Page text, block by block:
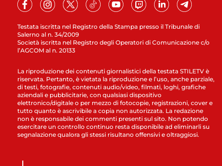
Testata iscritta nel Registro della Stampa presso il Tribunale di
Salerno al n. 34/2009
Società iscritta nel Registro degli Operatori di Comunicazione c/o
l’AGCOM al n. 20133
La riproduzione dei contenuti giornalistici della testata STILETV è
riservata. Pertanto, è vietata la riproduzione e l’uso, anche parziale,
di testi, fotografie, contenuti audio/video, filmati, loghi, grafiche
aziendali e pubblicitarie, con qualsiasi dispositivo
elettronico/digitale o per mezzo di fotocopie, registrazioni, cover e
tutto quanto è ascrivibile a copia non autorizzata. La redazione
non è responsabile dei commenti presenti sul sito. Non potendo
esercitare un controllo continuo resta disponibile ad eliminarli su
segnalazione qualora gli stessi risultano offensivi e oltraggiosi.